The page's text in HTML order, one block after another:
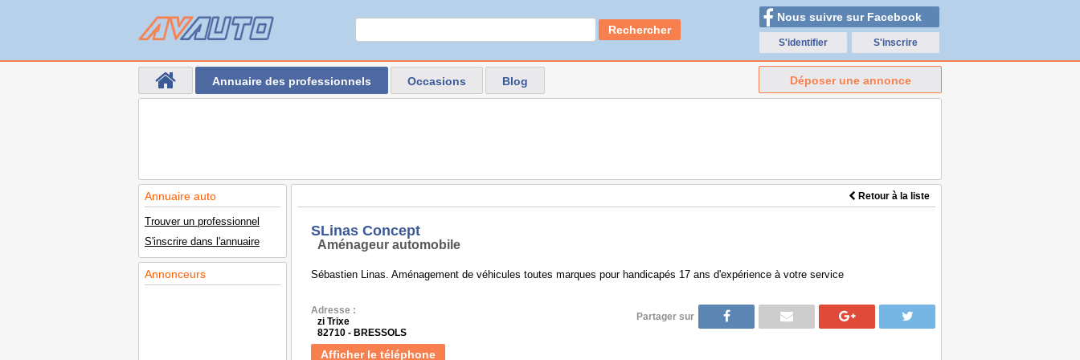
Rechercher
Nous suivre sur Facebook
S'identifier S'inscrire
Annuaire des professionnels Occasions Blog Déposer une annonce
Annuaire auto
Trouver un professionnel
S'inscrire dans l'annuaire
Annonceurs
Retour à la liste
SLinas Concept
Aménageur automobile
Sébastien Linas. Aménagement de véhicules toutes marques pour handicapés 17 ans d'expérience à votre service
Adresse :
zi Trixe
82710 - BRESSOLS
Afficher le téléphone
Partager sur